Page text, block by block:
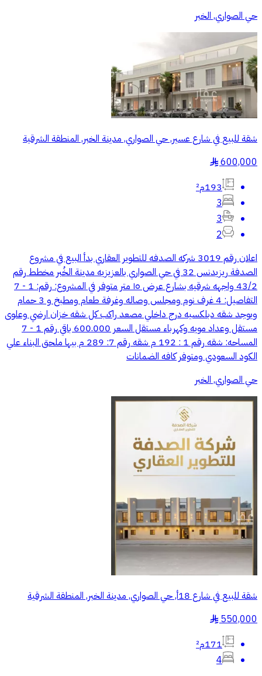
حي الصواري, الخبر
شقة للبيع في شارع عسير, حي الصواري, مدينة الخبر, المنطقة الشرقية
600,000
§
193م²
3
3
2
اعلان رقم 3019 شركه الصدفه للتطوير العقاري بدأ البيع في مشروع
الصدفة ريزيدنس 32 في حي الصواري بالعزيزيه مدينة الخُبر مخطط رقم
43/2 واجهه شرقيه بشارع عرض ١٥ متر متوفر في المشروع: رقم: 1 - 7
التفاصيل: 4 غرف نوم ومجلس وصاله وغرفة طعام ومطبخ و 3 حمام
ويوجد شقه دبلكسيه درج داخلي مصعد راكب كل شقه خزان ارضي وعلوى
مستقل وعداد مويه وكهرباء مستقل السعر 600.000 باقي رقم 1 - 7
المساحه: شقه رقم 1 : 192 م شقه رقم 7: 289 م بيها ملحق البناء علي
الكود السعودي ومتوفر كافه الضمانات
حي الصواري, الخبر
شقة للبيع في شارع 18أ, حي الصواري, مدينة الخبر, المنطقة الشرقية
550,000
§
171م²
4